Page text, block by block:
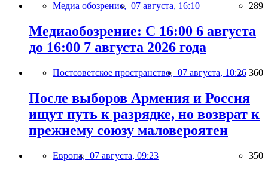
Медиа обозрение, 07 августа, 16:10 289
Медиаобозрение: С 16:00 6 августа
до 16:00 7 августа 2026 года
Постсоветское пространство, 07 августа, 10:26 360
После выборов Армения и Россия
ищут путь к разрядке, но возврат к
прежнему союзу маловероятен
Европа, 07 августа, 09:23 350